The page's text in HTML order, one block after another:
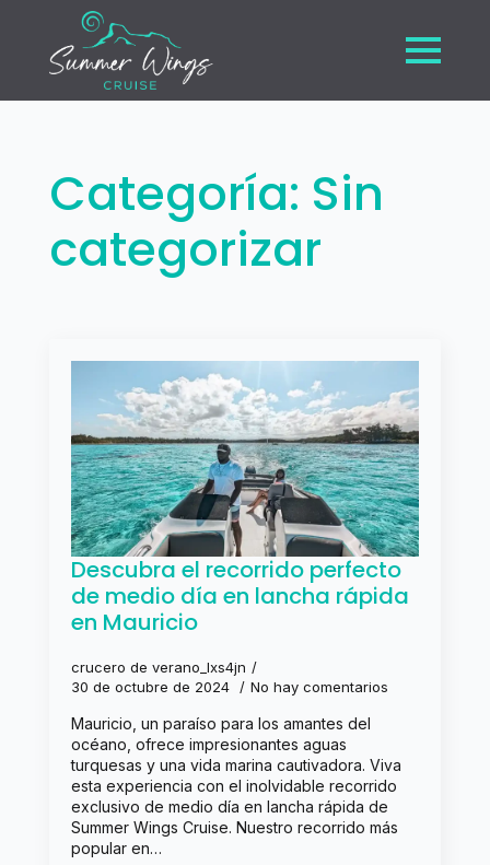
Categoría: Sin
categorizar
Descubra el recorrido perfecto
de medio día en lancha rápida
en Mauricio
crucero de verano_lxs4jn
30 de octubre de 2024
No hay comentarios
Mauricio, un paraíso para los amantes del
océano, ofrece impresionantes aguas
turquesas y una vida marina cautivadora. Viva
esta experiencia con el inolvidable recorrido
exclusivo de medio día en lancha rápida de
Summer Wings Cruise. Nuestro recorrido más
popular en…